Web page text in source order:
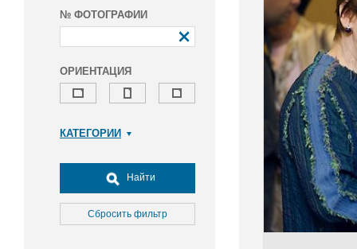
№ ФОТОГРАФИИ
ОРИЕНТАЦИЯ
КАТЕГОРИИ
Досуг, туризм и отдых
Культура
Медицина
Найти
Сбросить фильтр